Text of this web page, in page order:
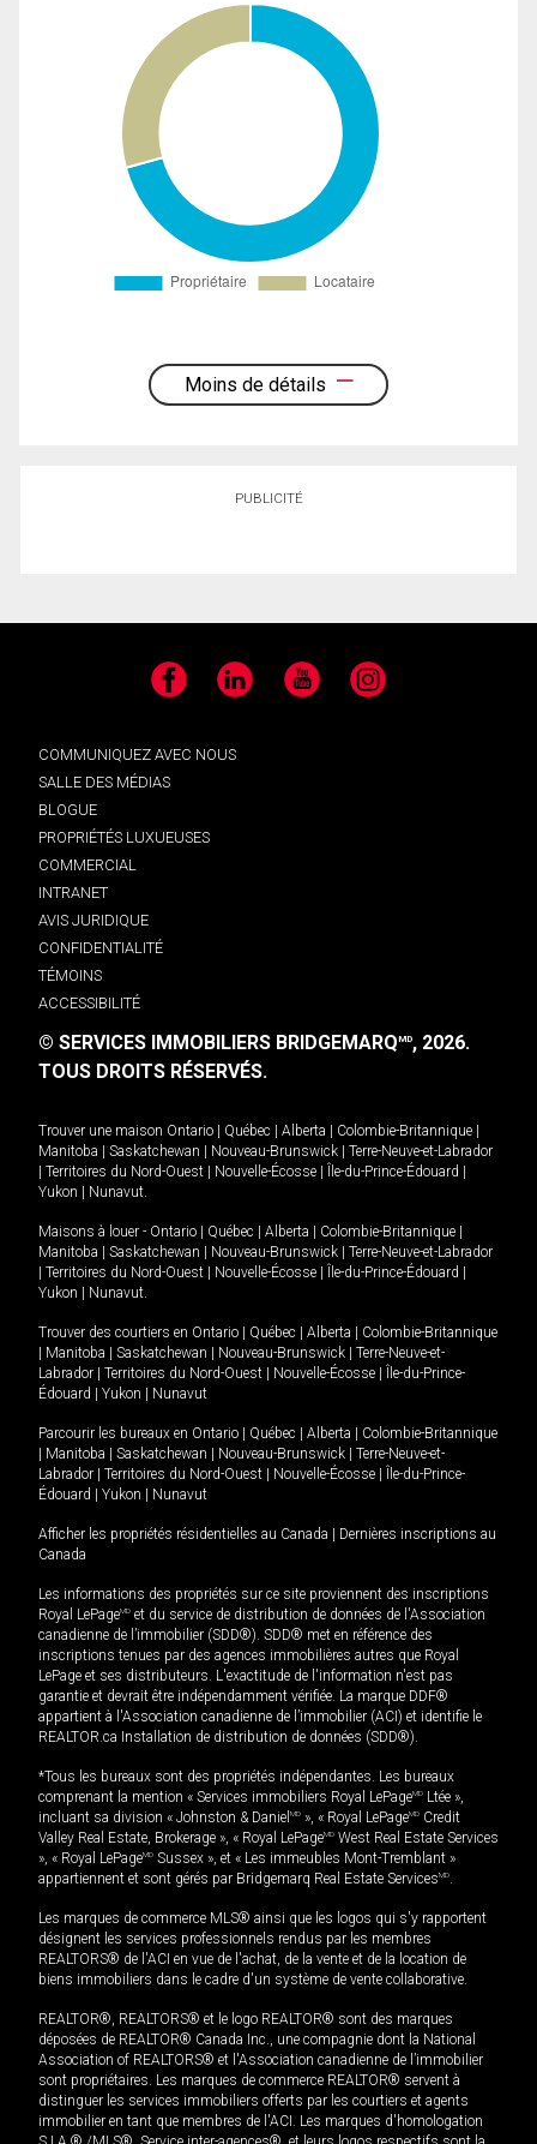
Moins de détails
PUBLICITÉ
Facebook LinkedIn YouTube Instagram
COMMUNIQUEZ AVEC NOUS
SALLE DES MÉDIAS
BLOGUE
PROPRIÉTÉS LUXUEUSES
COMMERCIAL
INTRANET
AVIS JURIDIQUE
CONFIDENTIALITÉ
TÉMOINS
ACCESSIBILITÉ
© SERVICES IMMOBILIERS BRIDGEMARQMD, 2026.
TOUS DROITS RÉSERVÉS.
Trouver une maison Ontario Québec Alberta Colombie-Britannique
Manitoba
Saskatchewan Nouveau-Brunswick
Terre-Neuve-et-Labrador
Territoires du Nord-Ouest Nouvelle-Écosse Île-du-Prince-Édouard
Yukon
Nunavut.
Maisons à louer - Ontario Québec Alberta Colombie-Britannique
Manitoba
Saskatchewan Nouveau-Brunswick
Terre-Neuve-et-Labrador
Territoires du Nord-Ouest Nouvelle-Écosse Île-du-Prince-Édouard
Yukon
Nunavut.
Trouver des courtiers en Ontario Québec Alberta
Colombie-Britannique
Manitoba Saskatchewan Nouveau-Brunswick
Terre-Neuve-et-
Labrador
Territoires du Nord-Ouest Nouvelle-Écosse
Île-du-Prince-
Édouard
Yukon Nunavut
Parcourir les bureaux en Ontario Québec Alberta
Colombie-Britannique
Manitoba Saskatchewan Nouveau-Brunswick
Terre-Neuve-et-
Labrador
Territoires du Nord-Ouest Nouvelle-Écosse
Île-du-Prince-
Édouard
Yukon Nunavut
Afficher les propriétés résidentielles au Canada
Dernières inscriptions au
Canada
Les informations des propriétés sur ce site proviennent des inscriptions
Royal LePageMD et du service de distribution de données de l'Association
canadienne de l’immobilier (SDD®). SDD® met en référence des
inscriptions tenues par des agences immobilières autres que Royal
LePage et ses distributeurs. L'exactitude de l'information n'est pas
garantie et devrait être indépendamment vérifiée. La marque DDF®
appartient à l'Association canadienne de l’immobilier (ACI) et identifie le
REALTOR.ca Installation de distribution de données (SDD®).
*Tous les bureaux sont des propriétés indépendantes. Les bureaux
comprenant la mention « Services immobiliers Royal LePageMD Ltée »,
incluant sa division « Johnston & Daniel MD », « Royal LePageMD Credit
Valley Real Estate, Brokerage », « Royal LePageMD West Real Estate Services
», « Royal LePageMD Sussex », et « Les immeubles Mont-Tremblant »
appartiennent et sont gérés par Bridgemarq Real Estate ServicesMD.
Les marques de commerce MLS® ainsi que les logos qui s'y rapportent
désignent les services professionnels rendus par les membres
REALTORS® de l'ACI en vue de l'achat, de la vente et de la location de
biens immobiliers dans le cadre d'un système de vente collaborative.
REALTOR®, REALTORS® et le logo REALTOR® sont des marques
déposées de REALTOR® Canada Inc., une compagnie dont la National
Association of REALTORS® et l'Association canadienne de l’immobilier
sont propriétaires. Les marques de commerce REALTOR® servent à
distinguer les services immobiliers offerts par les courtiers et agents
immobilier en tant que membres de l'ACI. Les marques d'homologation